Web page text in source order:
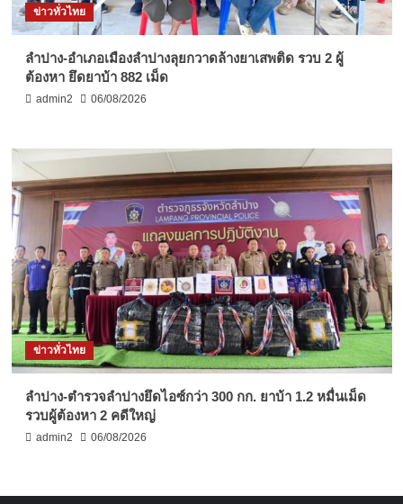
ข่าวทั่วไทย
ลำปาง-อำเภอเมืองลำปางลุยกวาดล้างยาเสพติด รวบ 2 ผู้
ต้องหา ยึดยาบ้า 882 เม็ด
admin2 06/08/2026
ข่าวทั่วไทย
ลำปาง-ตำรวจลำปางยึดไอซ์กว่า 300 กก. ยาบ้า 1.2 หมื่นเม็ด
รวบผู้ต้องหา 2 คดีใหญ่
admin2 06/08/2026